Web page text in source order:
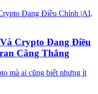
Crypto Đang Điều
Căng Thẳng